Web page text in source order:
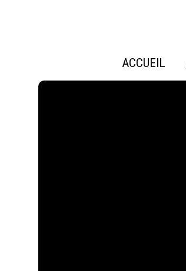
ACCUEIL